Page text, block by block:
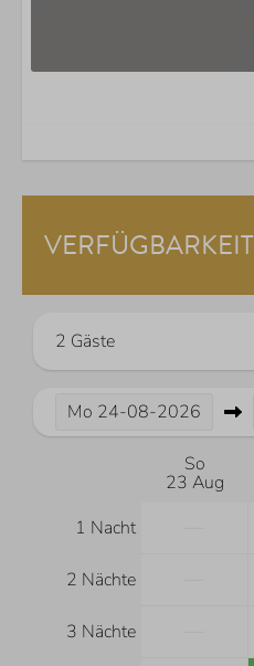
2 Gäste
Mo 24-08-2026
So
23 Aug
1 Nacht
2 Nächte
3 Nächte